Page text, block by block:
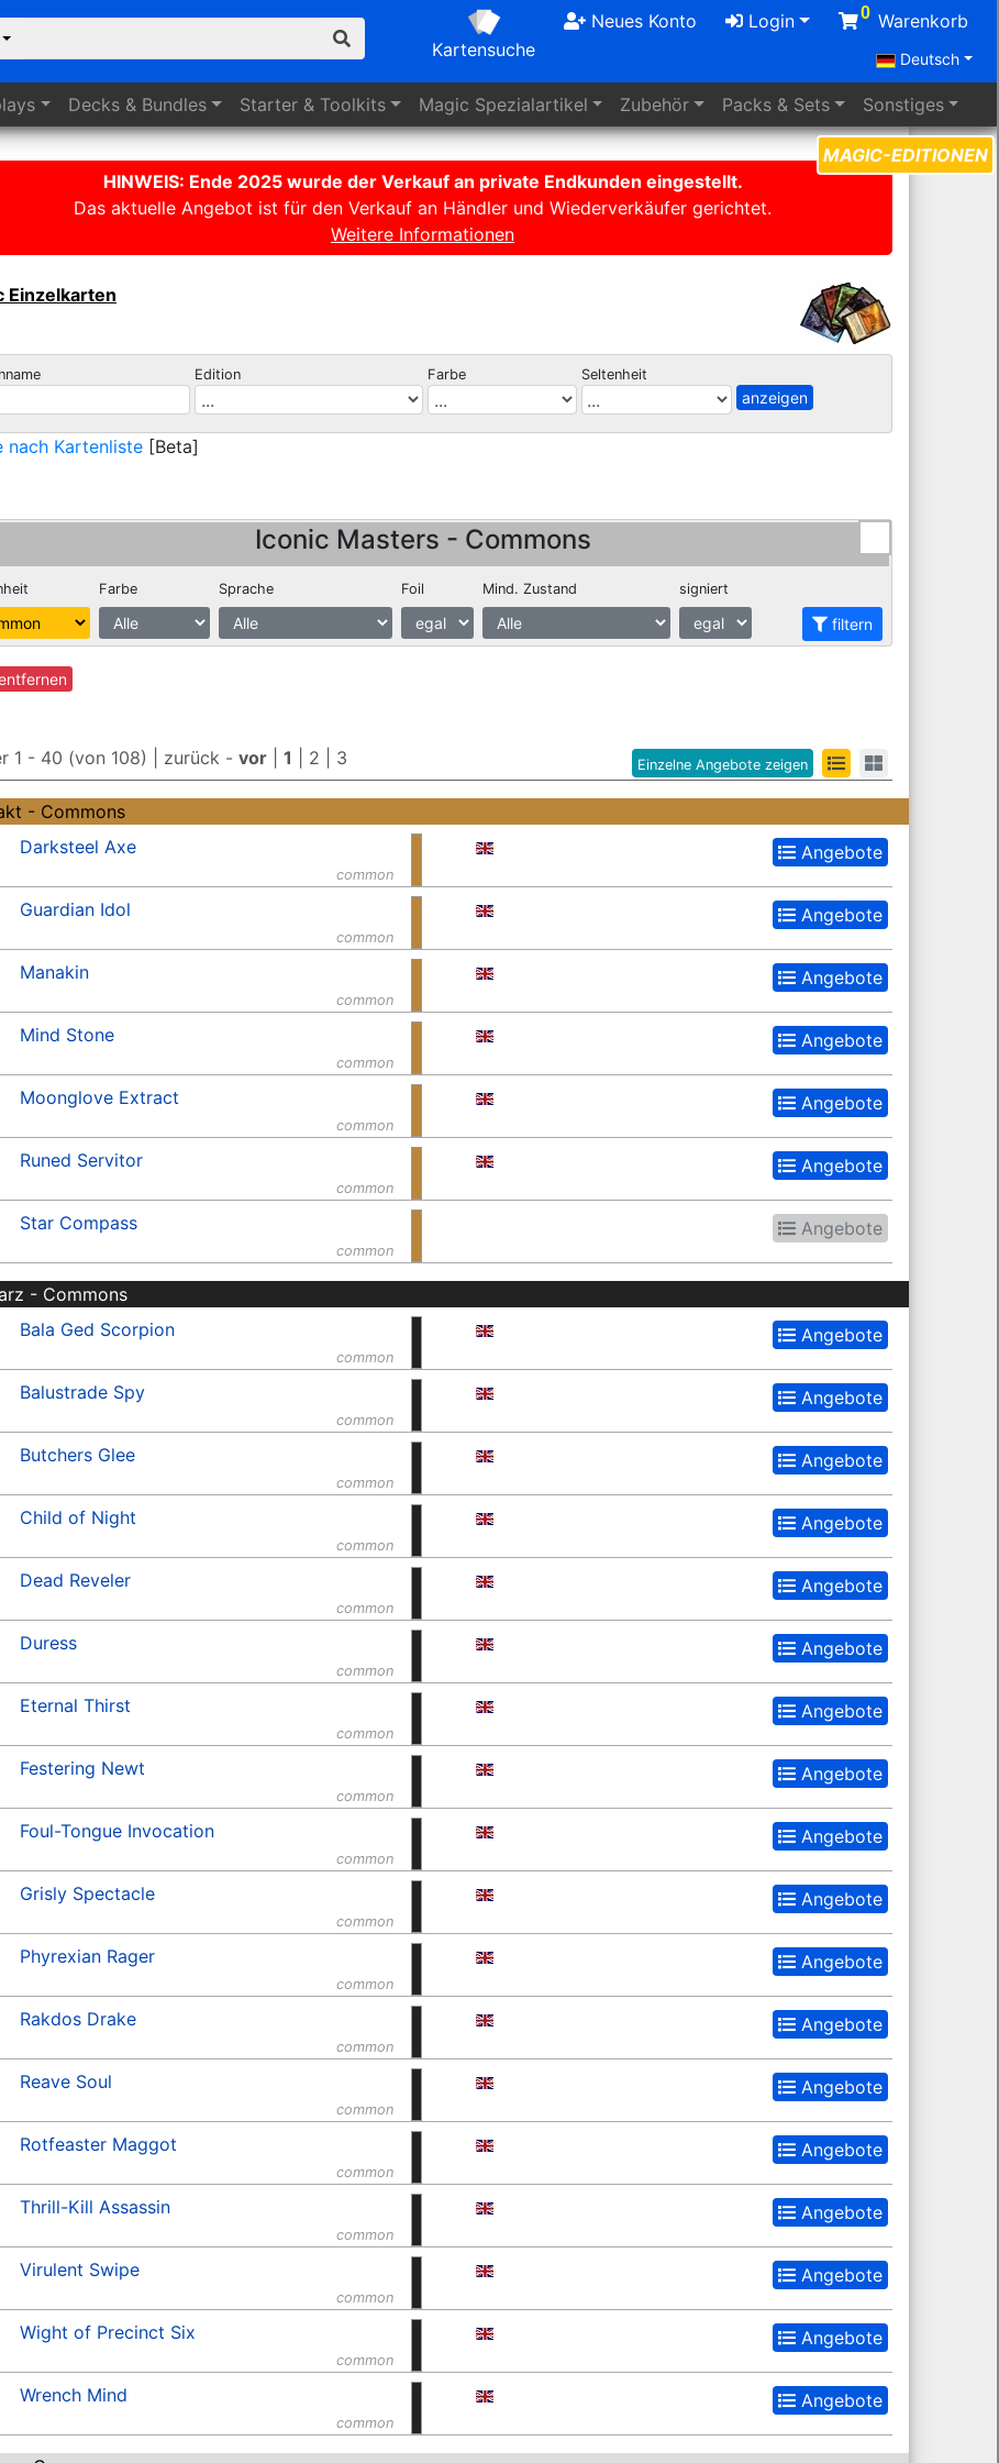
Kartensuche
Neues Konto Login 0 Warenkorb
Deutsch
Decks & Bundles Starter & Toolkits Magic Spezialartikel Zubehör Packs & Sets Sonstiges
MAGIC-EDITIONEN
HINWEIS: Ende 2025 wurde der Verkauf an private Endkunden eingestellt.
Das aktuelle Angebot ist für den Verkauf an Händler und Wiederverkäufer gerichtet.
Weitere Informationen
Einzelkarten
Edition Farbe Seltenheit
nach Kartenliste [Beta]
Iconic Masters - Commons
Farbe Sprache Foil Mind. Zustand signiert
filtern
Einzelne Angebote zeigen
1 - 40 (von 108) | zurück - vor 1 2 3
- Commons
common
Darksteel Axe Angebote
common
Guardian Idol Angebote
common
Manakin Angebote
common
Mind Stone Angebote
common
Moonglove Extract Angebote
common
Runed Servitor Angebote
common
Star Compass Angebote
- Commons
common
Bala Ged Scorpion Angebote
common
Balustrade Spy Angebote
common
Butchers Glee Angebote
common
Child of Night Angebote
common
Dead Reveler Angebote
common
Duress Angebote
common
Eternal Thirst Angebote
common
Festering Newt Angebote
common
Foul-Tongue Invocation Angebote
common
Grisly Spectacle Angebote
common
Phyrexian Rager Angebote
common
Rakdos Drake Angebote
common
Reave Soul Angebote
common
Rotfeaster Maggot Angebote
common
Thrill-Kill Assassin Angebote
common
Virulent Swipe Angebote
common
Wight of Precinct Six Angebote
common
Wrench Mind Angebote